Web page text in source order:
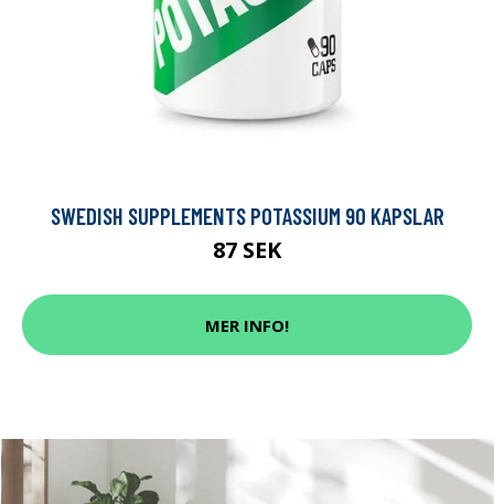
SWEDISH SUPPLEMENTS POTASSIUM 90 KAPSLAR
87 SEK
MER INFO!